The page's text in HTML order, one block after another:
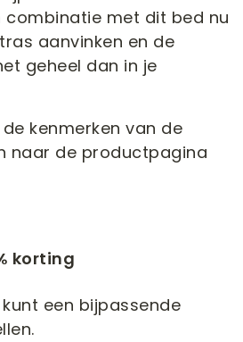
combinatie met dit bed nu
aanvinken en de
geheel dan in je
kenmerken van de
naar de productpagina
korting
een bijpassende